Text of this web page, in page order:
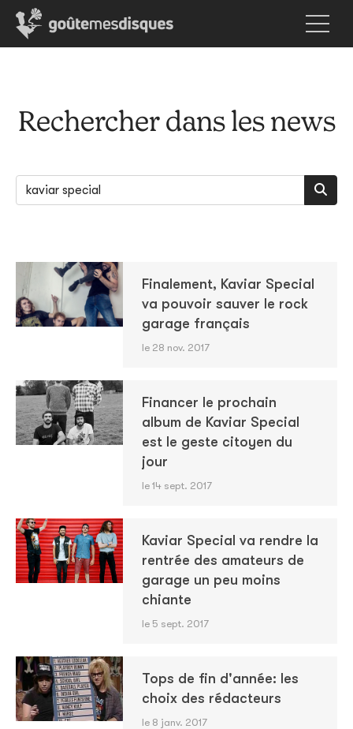
Rechercher dans les news
Finalement, Kaviar Special
va pouvoir sauver le rock
garage français
le 28 nov. 2017
Financer le prochain
album de Kaviar Special
est le geste citoyen du
jour
le 14 sept. 2017
Kaviar Special va rendre la
rentrée des amateurs de
garage un peu moins
chiante
le 5 sept. 2017
Tops de fin d'année: les
choix des rédacteurs
le 8 janv. 2017